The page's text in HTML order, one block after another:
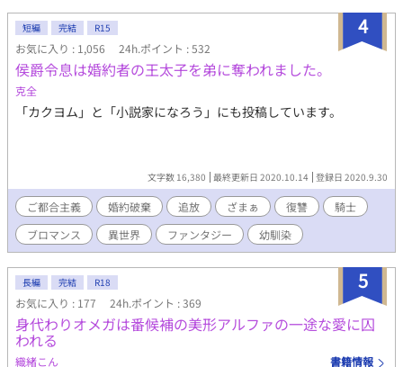
ロマンス
4
短編 完結 R15
お気に入り : 1,056 24h.ポイント : 532
侯爵令息は婚約者の王太子を弟に奪われました。
克全
「カクヨム」と「小説家になろう」にも投稿しています。
文字数 16,380 最終更新日 2020.10.14 登録日 2020.9.30
ご都合主義 婚約破棄 追放 ざまぁ 復讐
騎士
ブロマンス
異世界 ファンタジー 幼馴染
5
長編 完結 R18
お気に入り : 177 24h.ポイント : 369
身代わりオメガは番候補の美形アルファの一途な愛に囚
われる
織緒こん 書籍情報